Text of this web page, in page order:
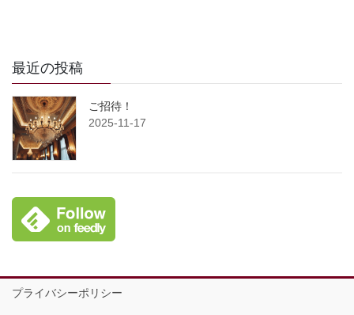
最近の投稿
ご招待！
2025-11-17
プライバシーポリシー